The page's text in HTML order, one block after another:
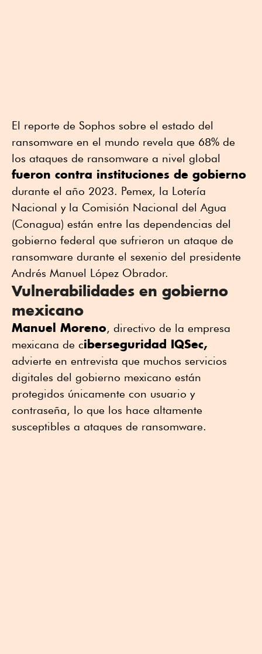
El reporte de Sophos sobre el estado del
ransomware en el mundo revela que 68% de
los ataques de ransomware a nivel global
fueron contra instituciones de gobierno
durante el año 2023. Pemex, la Lotería
Nacional y la Comisión Nacional del Agua
(Conagua) están entre las dependencias del
gobierno federal que sufrieron un ataque de
ransomware durante el sexenio del presidente
Andrés Manuel López Obrador.
Vulnerabilidades en gobierno
mexicano
Manuel Moreno, directivo de la empresa
mexicana de ciberseguridad IQSec,
advierte en entrevista que muchos servicios
digitales del gobierno mexicano están
protegidos únicamente con usuario y
contraseña, lo que los hace altamente
susceptibles a ataques de ransomware.